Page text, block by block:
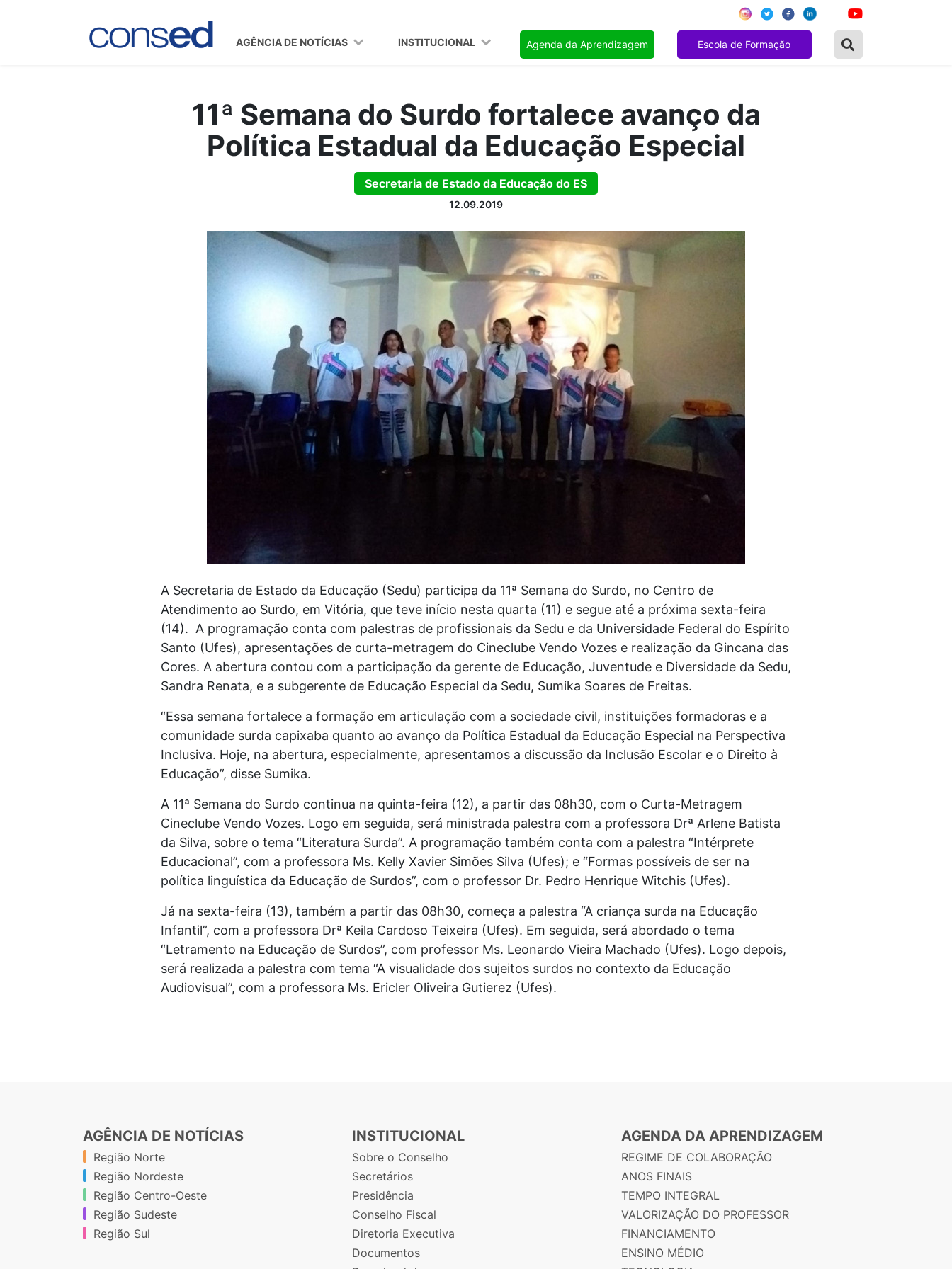
AGÊNCIA DE NOTÍCIAS INSTITUCIONAL Agenda da Aprendizagem Escola de Formação
11ª Semana do Surdo fortalece avanço da
Política Estadual da Educação Especial
Secretaria de Estado da Educação do ES
12.09.2019
A Secretaria de Estado da Educação (Sedu) participa da 11ª Semana do Surdo, no Centro de
Atendimento ao Surdo, em Vitória, que teve início nesta quarta (11) e segue até a próxima sexta-feira
(14). A programação conta com palestras de profissionais da Sedu e da Universidade Federal do Espírito
Santo (Ufes), apresentações de curta-metragem do Cineclube Vendo Vozes e realização da Gincana das
Cores. A abertura contou com a participação da gerente de Educação, Juventude e Diversidade da Sedu,
Sandra Renata, e a subgerente de Educação Especial da Sedu, Sumika Soares de Freitas.
“Essa semana fortalece a formação em articulação com a sociedade civil, instituições formadoras e a
comunidade surda capixaba quanto ao avanço da Política Estadual da Educação Especial na Perspectiva
Inclusiva. Hoje, na abertura, especialmente, apresentamos a discussão da Inclusão Escolar e o Direito à
Educação”, disse Sumika.
A 11ª Semana do Surdo continua na quinta-feira (12), a partir das 08h30, com o Curta-Metragem
Cineclube Vendo Vozes. Logo em seguida, será ministrada palestra com a professora Drª Arlene Batista
da Silva, sobre o tema “Literatura Surda”. A programação também conta com a palestra “Intérprete
Educacional”, com a professora Ms. Kelly Xavier Simões Silva (Ufes); e “Formas possíveis de ser na
política linguística da Educação de Surdos”, com o professor Dr. Pedro Henrique Witchis (Ufes).
Já na sexta-feira (13), também a partir das 08h30, começa a palestra “A criança surda na Educação
Infantil”, com a professora Drª Keila Cardoso Teixeira (Ufes). Em seguida, será abordado o tema
“Letramento na Educação de Surdos”, com professor Ms. Leonardo Vieira Machado (Ufes). Logo depois,
será realizada a palestra com tema “A visualidade dos sujeitos surdos no contexto da Educação
Audiovisual”, com a professora Ms. Ericler Oliveira Gutierez (Ufes).
AGÊNCIA DE NOTÍCIAS
Região Norte
Região Nordeste
Região Centro-Oeste
Região Sudeste
Região Sul
INSTITUCIONAL
Sobre o Conselho
Secretários
Presidência
Conselho Fiscal
Diretoria Executiva
Documentos
AGENDA DA APRENDIZAGEM
REGIME DE COLABORAÇÃO
ANOS FINAIS
TEMPO INTEGRAL
VALORIZAÇÃO DO PROFESSOR
FINANCIAMENTO
ENSINO MÉDIO